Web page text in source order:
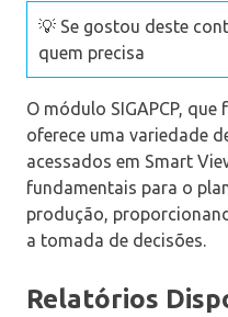
💡 Se gostou deste
quem precisa
O módulo SIGAPCP,
oferece uma variedade
acessados em Smart
fundamentais para o
produção,
a tomada de decisões.
Relatórios